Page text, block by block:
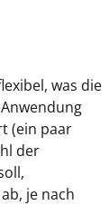
was die
(ein paar
der
je nach